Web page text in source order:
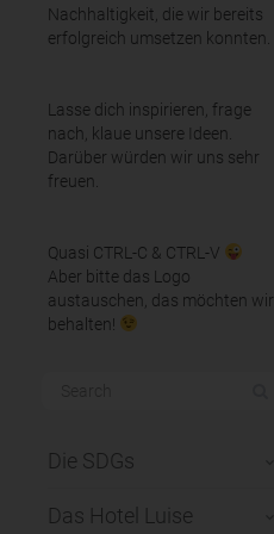
Nachhaltigkeit, die wir bereits
erfolgreich umsetzen konnten.
Lasse dich inspirieren, frage
nach, klaue unsere Ideen.
Darüber würden wir uns sehr
freuen.
Quasi CTRL-C & CTRL-V
Aber bitte das Logo
austauschen, das möchten wir
behalten!
Die SDGs
Das Hotel Luise